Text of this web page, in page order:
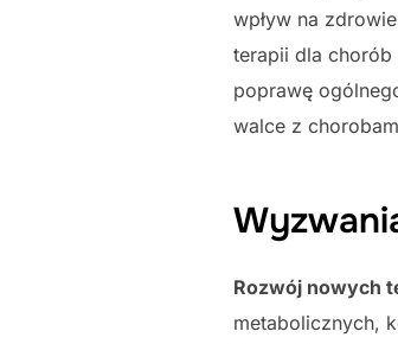
wpływ na
terapii dla chorób
poprawę
walce z
Rozwój nowych
metabolicznych,